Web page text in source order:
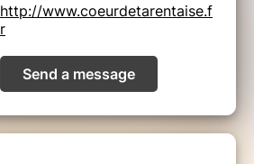
http://www.coeurdetarentaise.f
r
Send a message